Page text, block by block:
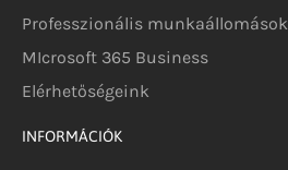
Professzionális munkaállomások
MIcrosoft 365 Business
Elérhetőségeink
INFORMÁCIÓK